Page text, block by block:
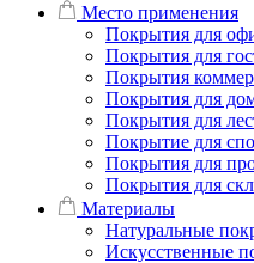
Место применения
Покрытия для
Покрытия для
Покрытия
Покрытия для
Покрытия для
Покрытие для
Покрытия для
Покрытия для
Материалы
Натуральные
Искусственные